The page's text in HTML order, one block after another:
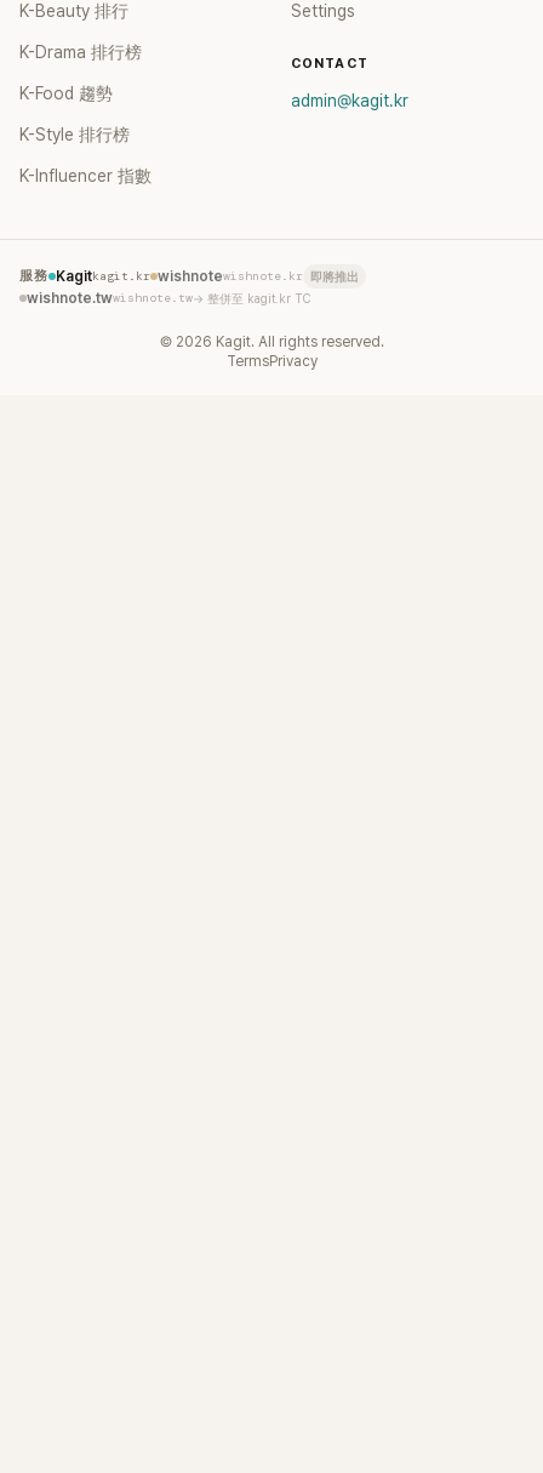
K-Beauty 排行
K-Drama 排行榜
K-Food 趨勢
K-Style 排行榜
K-Influencer 指數
Settings
CONTACT
admin@kagit.kr
服務 Kagitkagit.kr wishnotewishnote.kr 即將推出
wishnote.twwishnote.tw→ 整併至 kagit.kr TC
© 2026 Kagit. All rights reserved.
TermsPrivacy